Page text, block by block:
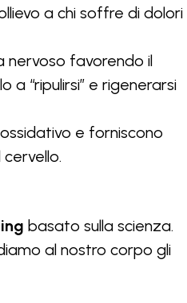
a chi soffre di dolori
nervoso favorendo il
“ripulirsi” e rigenerarsi
e forniscono
basato sulla scienza.
al nostro corpo gli